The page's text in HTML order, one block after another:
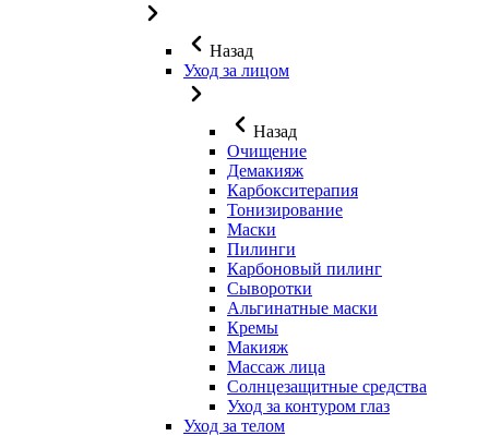
Назад
Уход за лицом
Назад
Очищение
Демакияж
Карбокситерапия
Тонизирование
Маски
Пилинги
Карбоновый пилинг
Сыворотки
Альгинатные маски
Кремы
Макияж
Массаж лица
Солнцезащитные средства
Уход за контуром глаз
Уход за телом